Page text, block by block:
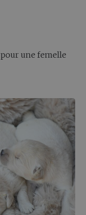
pour une femelle